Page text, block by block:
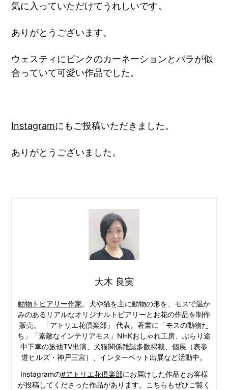
気に入っていただけてうれしいです。
ありがとうございます。
ウェスティにピンクのカーネーションとバラが似
合っていて可愛い作品でした。
Instagramにもご投稿いただきました。
ありがとうございました。
大木 良実
動物トピアリー作家。犬や猫を主に動物の形を、モスで温か
みのあるリアルなオリジナルトピアリーとお花の作品を制作
販売。 「アトリエ花倶楽部」 代表。著書に「モスの動物た
ち」「素敵なインテリアモス」NHKおしゃれ工房、ぶらり途
中下車の旅他TV出演、犬猫関係雑誌多数掲載、個展（表参
道ヒルズ・神戸三宮）、インターペット出展など活動中。
Instagramの#アトリエ花倶楽部にお届けした作品とお客様
が投稿してくださった作品があります。こちらもぜひご覧く